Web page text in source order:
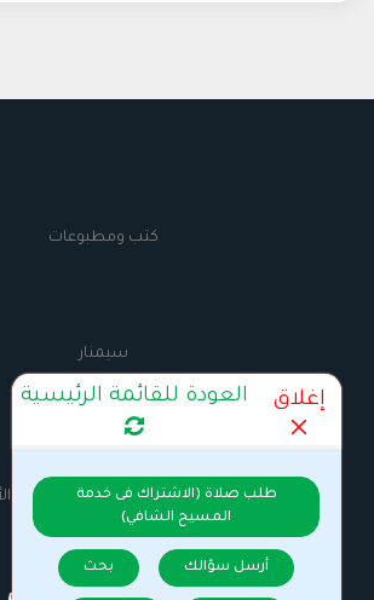
كتب ومطبوعات
سيمنار
AnbaMaximus
السيرة الذاتية للانبا مكسيموس
إغلاق العودة للقائمة الرئيسية
طلب صلاة (الاشتراك فى خدمة
المسيح الشافي)
أرسل سؤالك بحث